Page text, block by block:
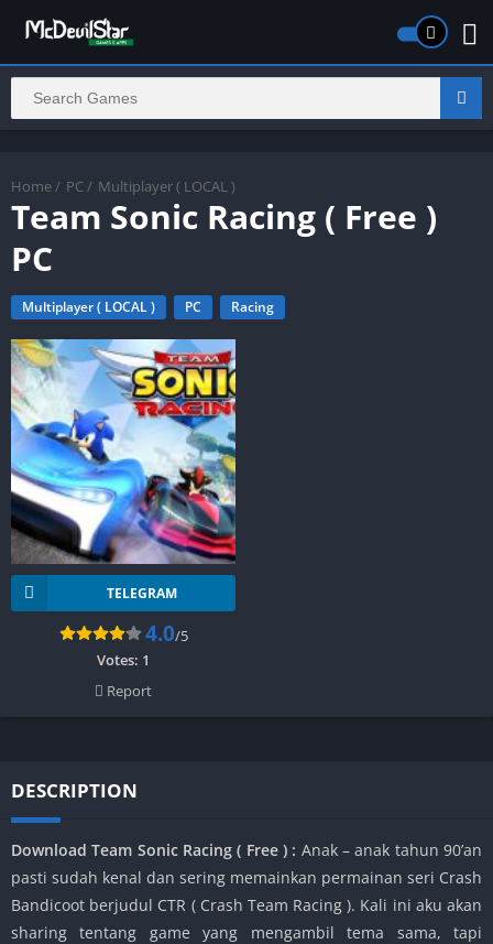
Home / PC / Multiplayer ( LOCAL )
Team Sonic Racing ( Free )
PC
Multiplayer ( LOCAL ) PC Racing
TELEGRAM
4.0/5
Votes: 1
Report
DESCRIPTION
Download Team Sonic Racing ( Free ) : Anak – anak tahun 90’an
pasti sudah kenal dan sering memainkan permainan seri Crash
Bandicoot berjudul CTR ( Crash Team Racing ). Kali ini aku akan
sharing tentang game yang mengambil tema sama, tapi